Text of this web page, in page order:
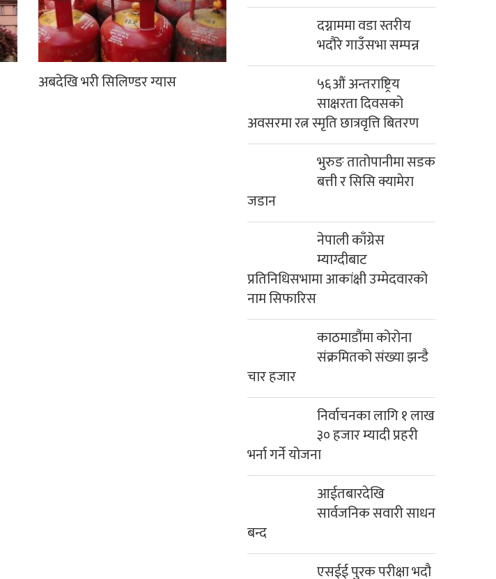
अबदेखि भरी सिलिण्डर ग्यास
दग्नाममा वडा स्तरीय
भदौरे गाउँसभा सम्पन्न
५६औं अन्तराष्ट्रिय
साक्षरता दिवसको
अवसरमा रत्न स्मृति छात्रवृत्ति बितरण
भुरुङ तातोपानीमा सडक
बत्ती र सिसि क्यामेरा
जडान
नेपाली काँग्रेस
म्याग्दीबाट
प्रतिनिधिसभामा आकांक्षी उम्मेदवारको
नाम सिफारिस
काठमाडौंमा कोरोना
संक्रमितको संख्या झन्डै
चार हजार
निर्वाचनका लागि १ लाख
३० हजार म्यादी प्रहरी
भर्ना गर्ने योजना
आईतबारदेखि
सार्वजनिक सवारी साधन
बन्द
एसईई पुरक परीक्षा भदौ